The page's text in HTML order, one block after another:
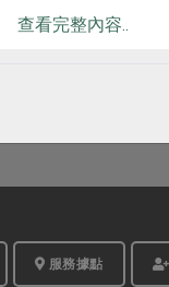
服務據點
查看完整內容..